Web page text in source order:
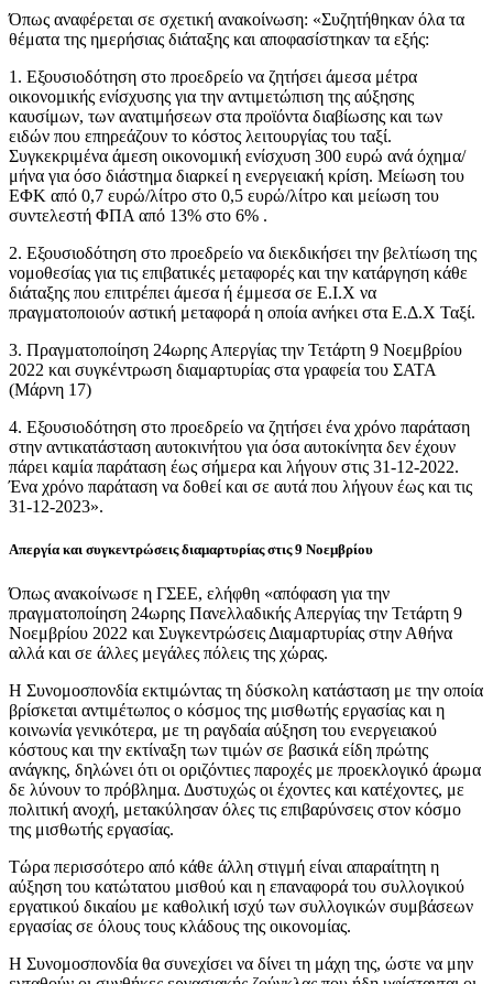
Όπως αναφέρεται σε σχετική ανακοίνωση: «Συζητήθηκαν όλα τα
θέματα της ημερήσιας διάταξης και αποφασίστηκαν τα εξής:
1. Εξουσιοδότηση στο προεδρείο να ζητήσει άμεσα μέτρα
οικονομικής ενίσχυσης για την αντιμετώπιση της αύξησης
καυσίμων, των ανατιμήσεων στα προϊόντα διαβίωσης και των
ειδών που επηρεάζουν το κόστος λειτουργίας του ταξί.
Συγκεκριμένα άμεση οικονομική ενίσχυση 300 ευρώ ανά όχημα/
μήνα για όσο διάστημα διαρκεί η ενεργειακή κρίση. Μείωση του
ΕΦΚ από 0,7 ευρώ/λίτρο στο 0,5 ευρώ/λίτρο και μείωση του
συντελεστή ΦΠΑ από 13% στο 6% .
2. Εξουσιοδότηση στο προεδρείο να διεκδικήσει την βελτίωση της
νομοθεσίας για τις επιβατικές μεταφορές και την κατάργηση κάθε
διάταξης που επιτρέπει άμεσα ή έμμεσα σε Ε.Ι.Χ να
πραγματοποιούν αστική μεταφορά η οποία ανήκει στα Ε.Δ.Χ Ταξί.
3. Πραγματοποίηση 24ωρης Απεργίας την Τετάρτη 9 Νοεμβρίου
2022 και συγκέντρωση διαμαρτυρίας στα γραφεία του ΣΑΤΑ
(Μάρνη 17)
4. Εξουσιοδότηση στο προεδρείο να ζητήσει ένα χρόνο παράταση
στην αντικατάσταση αυτοκινήτου για όσα αυτοκίνητα δεν έχουν
πάρει καμία παράταση έως σήμερα και λήγουν στις 31-12-2022.
Ένα χρόνο παράταση να δοθεί και σε αυτά που λήγουν έως και τις
31-12-2023».
Απεργία και συγκεντρώσεις διαμαρτυρίας στις 9 Νοεμβρίου
Όπως ανακοίνωσε η ΓΣΕΕ, ελήφθη «απόφαση για την
πραγματοποίηση 24ωρης Πανελλαδικής Απεργίας την Τετάρτη 9
Νοεμβρίου 2022 και Συγκεντρώσεις Διαμαρτυρίας στην Αθήνα
αλλά και σε άλλες μεγάλες πόλεις της χώρας.
Η Συνομοσπονδία εκτιμώντας τη δύσκολη κατάσταση με την οποία
βρίσκεται αντιμέτωπος ο κόσμος της μισθωτής εργασίας και η
κοινωνία γενικότερα, με τη ραγδαία αύξηση του ενεργειακού
κόστους και την εκτίναξη των τιμών σε βασικά είδη πρώτης
ανάγκης, δηλώνει ότι οι οριζόντιες παροχές με προεκλογικό άρωμα
δε λύνουν το πρόβλημα. Δυστυχώς οι έχοντες και κατέχοντες, με
πολιτική ανοχή, μετακύλησαν όλες τις επιβαρύνσεις στον κόσμο
της μισθωτής εργασίας.
Τώρα περισσότερο από κάθε άλλη στιγμή είναι απαραίτητη η
αύξηση του κατώτατου μισθού και η επαναφορά του συλλογικού
εργατικού δικαίου με καθολική ισχύ των συλλογικών συμβάσεων
εργασίας σε όλους τους κλάδους της οικονομίας.
Η Συνομοσπονδία θα συνεχίσει να δίνει τη μάχη της, ώστε να μην